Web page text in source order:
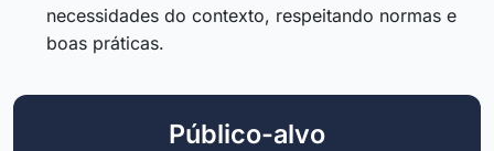
necessidades do contexto, respeitando normas e
boas práticas.
Público-alvo